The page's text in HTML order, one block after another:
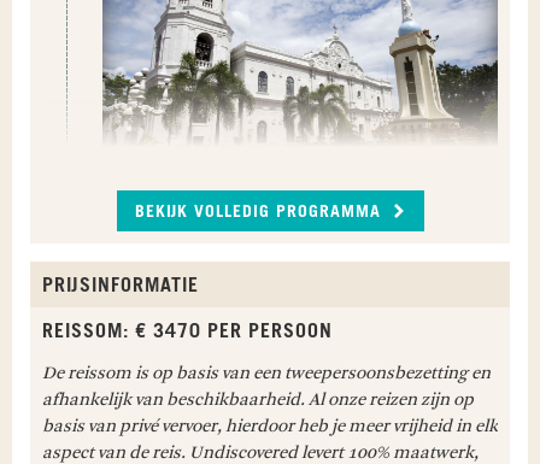
Na aankomst op de luchthaven van Cebu word je
en volgt een transfer naar de pier van Cebu. Hier
stap je op de ferry naar Bohol. Na aankomst in
Bohol en transfer naar Panglao Island is de rest
van de dag ter vrije besteding. Geniet van de zon,
zee en een hagelwit zandstrand!
BEKIJK VOLLEDIG PROGRAMMA
PRIJSINFORMATIE
REISSOM: € 3470 PER PERSOON
De reissom is op basis van een tweepersoonsbezetting en
afhankelijk van beschikbaarheid. Al onze reizen zijn op
basis van privé vervoer, hierdoor heb je meer vrijheid in elk
aspect van de reis. Undiscovered levert 100% maatwerk,